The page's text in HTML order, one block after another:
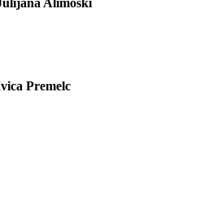
Alimoski
Premelc